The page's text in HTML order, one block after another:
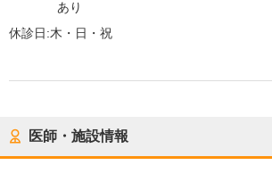
あり
休診日:木・日・祝
医師・施設情報